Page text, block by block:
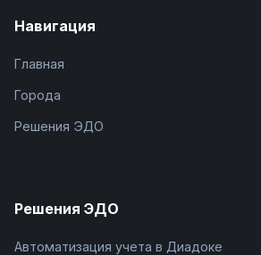
Навигация
Главная
Города
Решения ЭДО
Решения ЭДО
Автоматизация учета в Диадоке